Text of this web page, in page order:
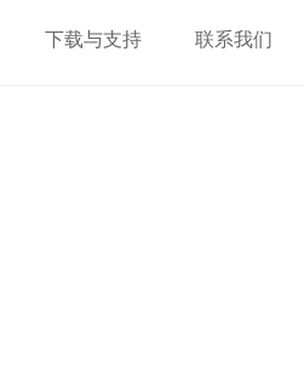
下载与支持 联系我们